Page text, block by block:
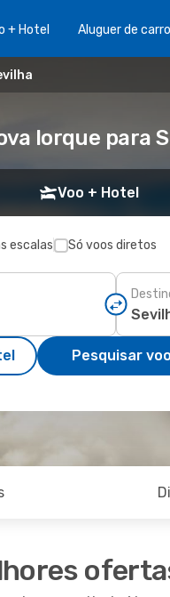
+ Hotel Aluguer de
Iorque para
Voo + Hotel
escalas Só voos diretos
Pesquisar